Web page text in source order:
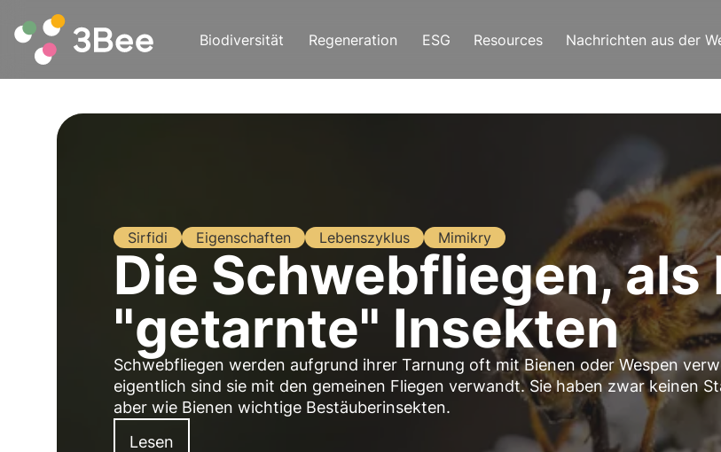
Biodiversität Regeneration ESG Resources Nachrichten aus der
Sirfidi Eigenschaften Lebenszyklus Mimikry
Die Schwebfliegen, als
"getarnte" Insekten
Schwebfliegen werden aufgrund ihrer Tarnung oft mit Bienen oder Wespen
eigentlich sind sie mit den gemeinen Fliegen verwandt. Sie haben zwar keinen
aber wie Bienen wichtige Bestäuberinsekten.
Lesen